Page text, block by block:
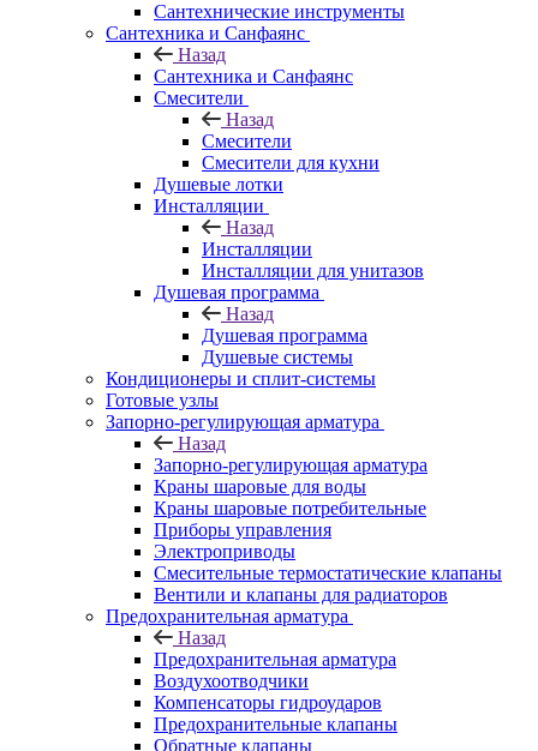
Сантехнические инструменты
Сантехника и Санфаянс
Назад
Сантехника и Санфаянс
Смесители
Назад
Смесители
Смесители для кухни
Душевые лотки
Инсталляции
Назад
Инсталляции
Инсталляции для унитазов
Душевая программа
Назад
Душевая программа
Душевые системы
Кондиционеры и сплит-системы
Готовые узлы
Запорно-регулирующая арматура
Назад
Запорно-регулирующая арматура
Краны шаровые для воды
Краны шаровые потребительные
Приборы управления
Электроприводы
Смесительные термостатические клапаны
Вентили и клапаны для радиаторов
Предохранительная арматура
Назад
Предохранительная арматура
Воздухоотводчики
Компенсаторы гидроударов
Предохранительные клапаны
Обратные клапаны